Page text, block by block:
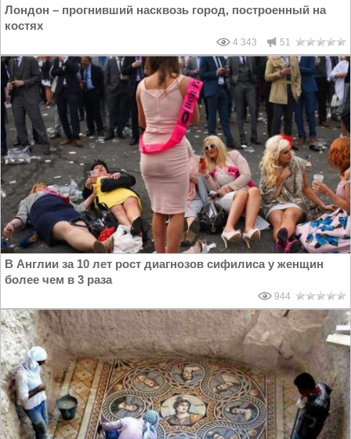
Лондон – прогнивший насквозь город, построенный на
костях
4 343 51
В Англии за 10 лет рост диагнозов сифилиса у женщин
более чем в 3 раза
944